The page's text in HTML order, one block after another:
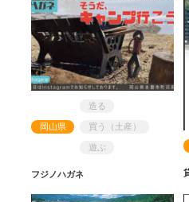
岡山県
造る
買う（土産）
遊ぶ
フジノハガネ